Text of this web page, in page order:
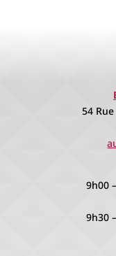
54
9h00
9h30